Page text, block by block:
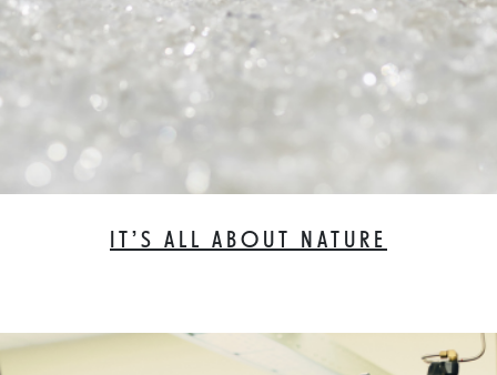
IT’S ALL ABOUT NATURE